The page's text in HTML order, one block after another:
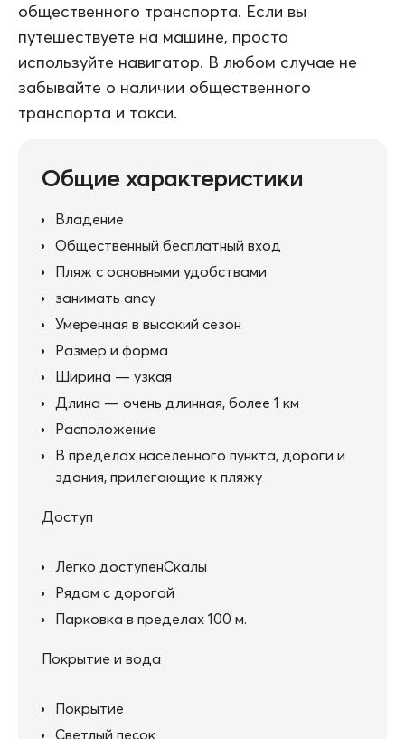
общественного транспорта. Если вы
путешествуете на машине, просто
используйте навигатор. В любом случае не
забывайте о наличии общественного
транспорта и такси.
Общие характеристики
Владение
Общественный бесплатный вход
Пляж с основными удобствами
занимать ancy
Умеренная в высокий сезон
Размер и форма
Ширина — узкая
Длина — очень длинная, более 1 км
Расположение
В пределах населенного пункта, дороги и
здания, прилегающие к пляжу
Доступ
Легко доступенСкалы
Рядом с дорогой
Парковка в пределах 100 м.
Покрытие и вода
Покрытие
Светлый песок